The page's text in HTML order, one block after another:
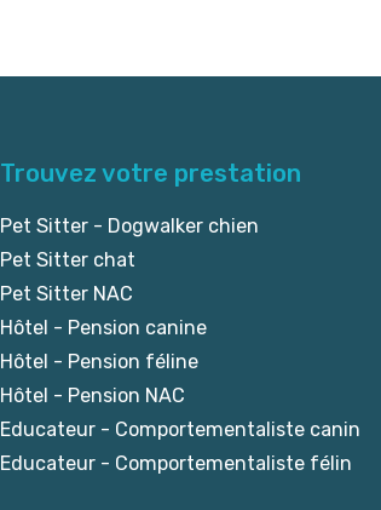
Trouvez votre prestation
Pet Sitter - Dogwalker chien
Pet Sitter chat
Pet Sitter NAC
Hôtel - Pension canine
Hôtel - Pension féline
Hôtel - Pension NAC
Educateur - Comportementaliste canin
Educateur - Comportementaliste félin